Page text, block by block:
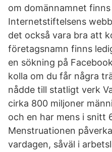
om domännamnet
Internetstiftelsens
det också vara bra att
företagsnamn finns
en sökning på
kolla om du får några
nådde till statligt verk
cirka 800 miljoner
och en har mens i snitt
Menstruationen
vardagen, såväl i